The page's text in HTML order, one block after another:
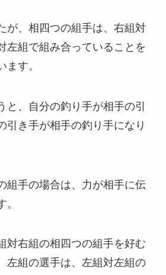
が、相四つの組手は、右組対
左組で組み合っていることを
ます。
と、自分の釣り手が相手の引
引き手が相手の釣り手になり
組手の場合は、力が相手に伝
対右組の相四つの組手を好む
左組の選手は、左組対左組の